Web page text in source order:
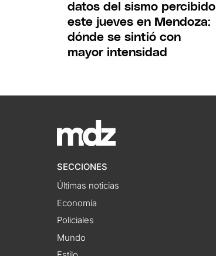
datos del sismo percibido
este jueves en Mendoza:
dónde se sintió con
mayor intensidad
SECCIONES
Últimas noticias
Economía
Policiales
Mundo